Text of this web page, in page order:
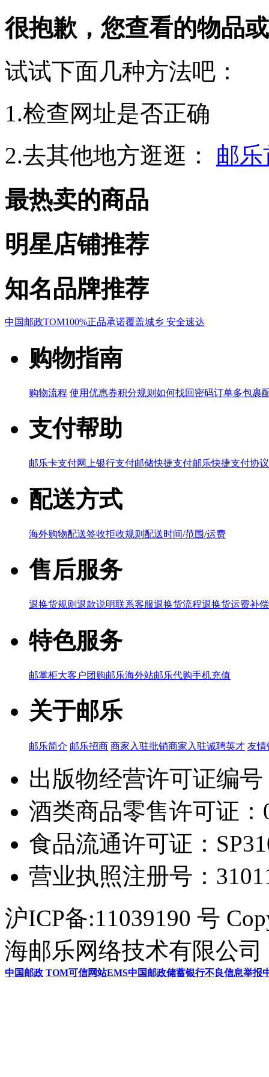
很抱歉，您查看的物品
试试下面几种方法吧：
1.检查网址是否正确
2.去其他地方逛逛：
邮
最热卖的商品
明星店铺推荐
知名品牌推荐
中国邮政TOM100%正品承诺覆盖城乡 安全速达
购物指南
购物流程 使用优惠券积分规则 如何找回密码订单多包裹
支付帮助
邮乐卡支付网上银行支付邮储快捷支付邮乐快捷支付协议
配送方式
海外购物配送签收拒收规则 配送时间/范围/运费
售后服务
退换货规则 退款说明联系客服退换货流程退换货运费补
特色服务
邮掌柜大客户团购邮乐海外站邮乐代购手机充值
关于邮乐
邮乐简介 邮乐招商 商家入驻批销商家入驻诚聘英才 友情
出版物经营许可证编
酒类商品零售许可证：
食品流通许可证：
营业执照注册号：
沪ICP备:11039190 号
海邮乐网络技术有限公司
中国邮政 TOM可信网站EMS中国邮政储蓄银行不良信息举报